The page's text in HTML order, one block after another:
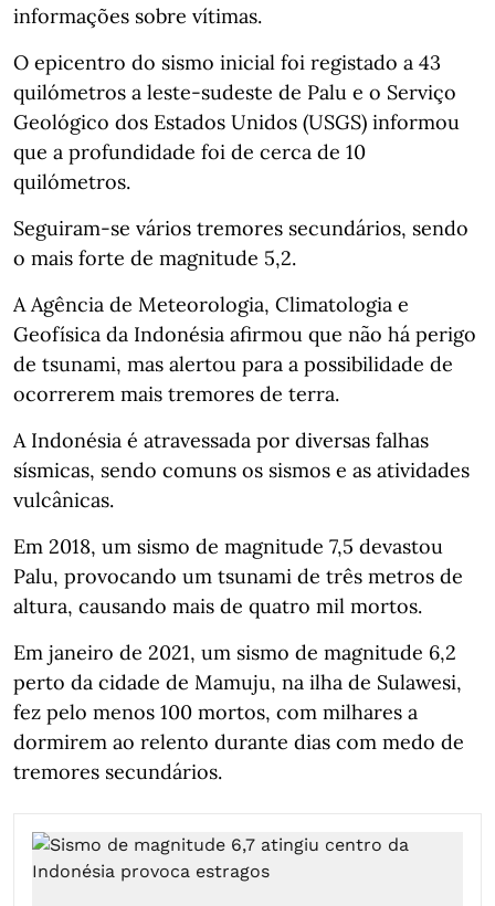
informações sobre vítimas.
O epicentro do sismo inicial foi registado a 43
quilómetros a leste-sudeste de Palu e o Serviço
Geológico dos Estados Unidos (USGS) informou
que a profundidade foi de cerca de 10
quilómetros.
Seguiram-se vários tremores secundários, sendo
o mais forte de magnitude 5,2.
A Agência de Meteorologia, Climatologia e
Geofísica da Indonésia afirmou que não há perigo
de tsunami, mas alertou para a possibilidade de
ocorrerem mais tremores de terra.
A Indonésia é atravessada por diversas falhas
sísmicas, sendo comuns os sismos e as atividades
vulcânicas.
Em 2018, um sismo de magnitude 7,5 devastou
Palu, provocando um tsunami de três metros de
altura, causando mais de quatro mil mortos.
Em janeiro de 2021, um sismo de magnitude 6,2
perto da cidade de Mamuju, na ilha de Sulawesi,
fez pelo menos 100 mortos, com milhares a
dormirem ao relento durante dias com medo de
tremores secundários.